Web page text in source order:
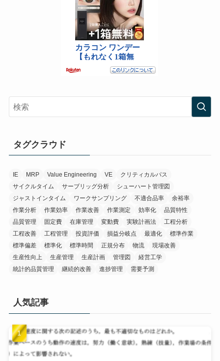
タグクラウド
IE MRP Value Engineering VE
クリティカルパス
サイクルタイム
サーブリッグ分析
シューハート管理図
ジャストインタイム
ワークサンプリング 不適合品率
余裕率
作業分析
作業効率 作業改善 作業測定 効率化
品質特性
品質管理
固定費 在庫管理 変動費 実験計画法
工程分析
工程改善
工程管理 投資評価 損益分岐点 最適化
標準作業
標準偏差
標準化 標準時間 正規分布 物流
現場改善
生産性向上
生産管理 生産計画 管理図
経営工学
統計的品質管理
継続的改善 進捗管理 需要予測
人気記事